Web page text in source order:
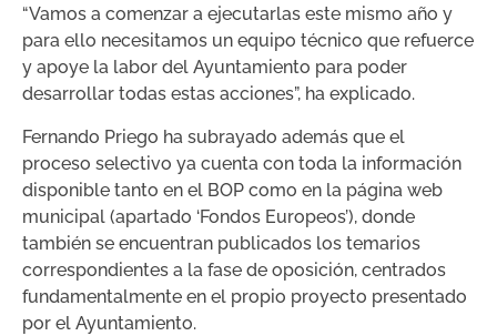
“Vamos a comenzar a ejecutarlas este mismo año y
para ello necesitamos un equipo técnico que refuerce
y apoye la labor del Ayuntamiento para poder
desarrollar todas estas acciones”, ha explicado.
Fernando Priego ha subrayado además que el
proceso selectivo ya cuenta con toda la información
disponible tanto en el BOP como en la página web
municipal (apartado ‘Fondos Europeos’), donde
también se encuentran publicados los temarios
correspondientes a la fase de oposición, centrados
fundamentalmente en el propio proyecto presentado
por el Ayuntamiento.